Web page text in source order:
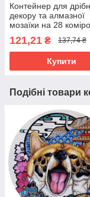
Контейнер для
декору та алмазної
мозаїки на 28
121,21 ₴ 137,74 ₴
Купити
Подібні товари